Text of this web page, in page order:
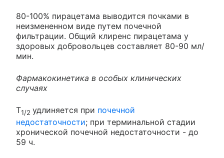
80-100% пирацетама выводится почками в
неизмененном виде путем почечной
фильтрации. Общий клиренс пирацетама у
здоровых добровольцев составляет 80-90 мл/
мин.
Фармакокинетика в особых клинических
случаях
T1/2 удлиняется при почечной
недостаточности; при терминальной стадии
хронической почечной недостаточности - до
59 ч.